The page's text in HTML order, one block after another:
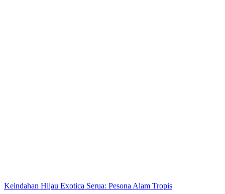
Keindahan Hijau Exotica Serua: Pesona Alam Tropis